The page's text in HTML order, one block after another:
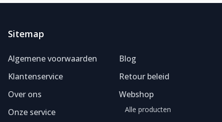
Sitemap
Algemene voorwaarden
Klantenservice
Over ons
Onze service
Blog
Retour beleid
Webshop
Alle producten